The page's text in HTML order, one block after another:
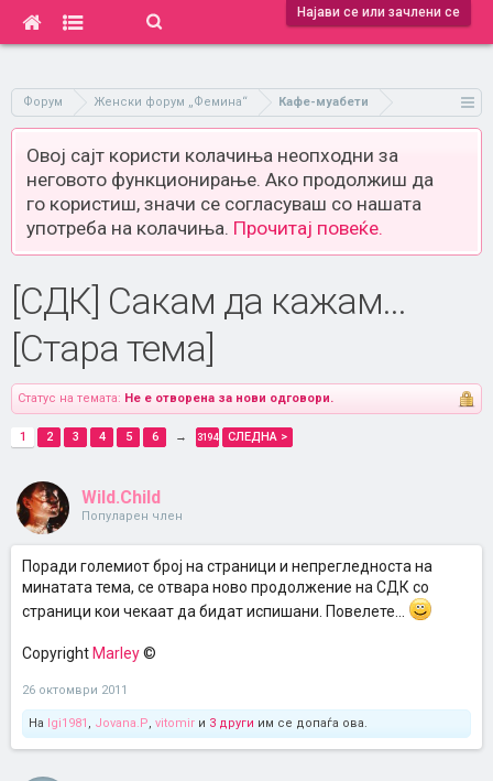
Најави се или зачлени се
Форум Женски форум „Фемина“ Кафе-муабети
Овој сајт користи колачиња неопходни за
неговото функционирање. Ако продолжиш да
го користиш, значи се согласуваш со нашата
употреба на колачиња. Прочитај повеќе.
[СДК] Сакам да кажам...
[Стара тема]
Статус на темата: Не е отворена за нови одговори.
1 2 3 4 5 6 → 3194 СЛЕДНА >
Wild.Child
Популарен член
Поради големиот број на страници и непрегледноста на
минатата тема, се отвара ново продолжение на СДК со
страници кои чекаат да бидат испишани. Повелете...
Copyright Marley©
26 октомври 2011
На Igi1981 , Jovana.P, vitomir и 3 други им се допаѓа ова.